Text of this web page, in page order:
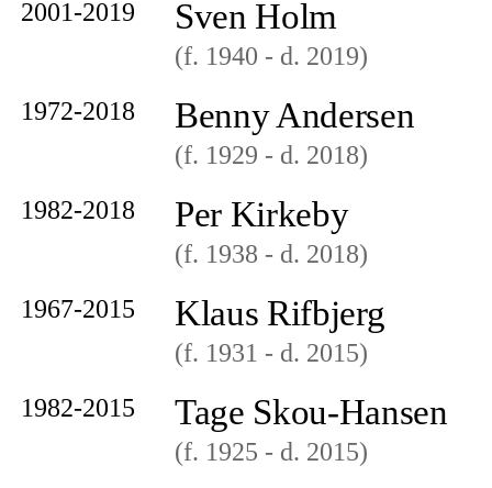
2001-2019
Sven Holm
(f. 1940 - d. 2019)
1972-2018
Benny Andersen
(f. 1929 - d. 2018)
1982-2018
Per Kirkeby
(f. 1938 - d. 2018)
1967-2015
Klaus Rifbjerg
(f. 1931 - d. 2015)
1982-2015
Tage Skou-Hansen
(f. 1925 - d. 2015)